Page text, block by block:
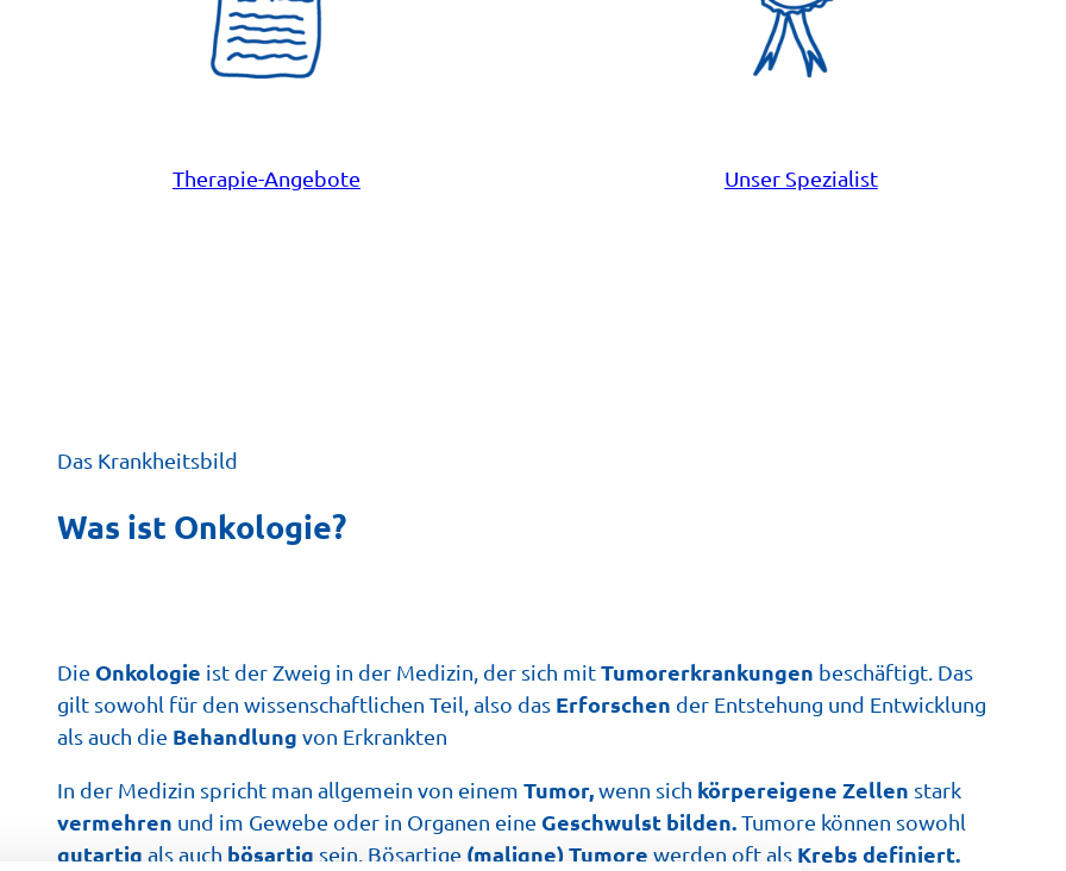
Therapie-Angebote Unser Spezialist
Das Krankheitsbild
Was ist Onkologie?
Die Onkologie ist der Zweig in der Medizin, der sich mitTumorerkrankungen beschäftigt. Das
gilt sowohl für den wissenschaftlichen Teil, also das Erforschen der Entstehung und Entwicklung
als auch die Behandlung von Erkrankten
In der Medizin spricht man allgemein von einem Tumor,wenn sich körpereigene Zellen stark
vermehren und im Gewebe oder in Organen eine Geschwulst bilden.Tumore können sowohl
gutartig als auch bösartig sein. Bösartige (maligne) Tumore werden oft als Krebs definiert.